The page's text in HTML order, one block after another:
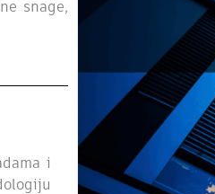
snage,
i